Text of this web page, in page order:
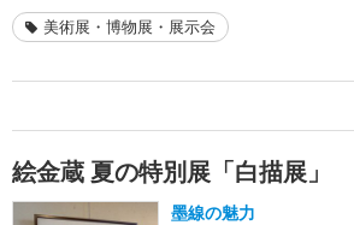
美術展・博物展・展示会
絵金蔵 夏の特別展「白描展」
墨線の魅力